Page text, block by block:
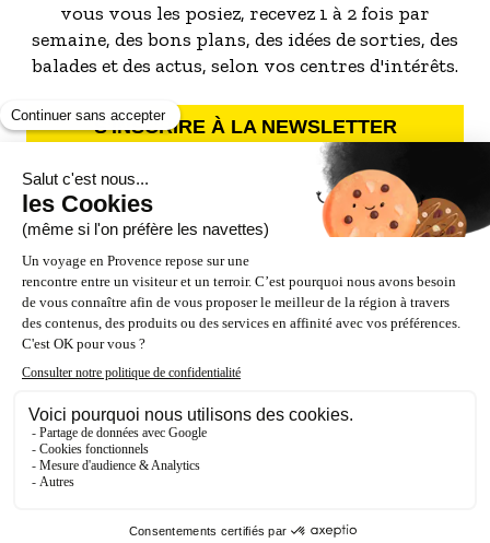
vous vous les posiez, recevez 1 à 2 fois par
semaine, des bons plans, des idées de sorties, des
balades et des actus, selon vos centres d'intérêts.
S'INSCRIRE À LA NEWSLETTER
NOS PARTENAIRES
ESPACE PRO / PRESSE
Accessibilité : Partiellement conforme (87%)